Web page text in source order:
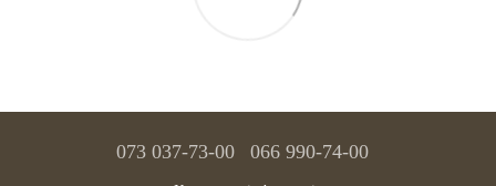
073 037-73-00 066 990-74-00